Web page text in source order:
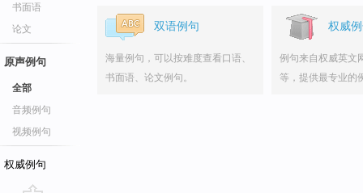
书面语
论文
原声例句
全部
音频例句
视频例句
权威例句
双语例句
海量例句，可以按难度查看口语、
书面语、论文例句。
权威
例句来自权威英文
等，提供最专业的